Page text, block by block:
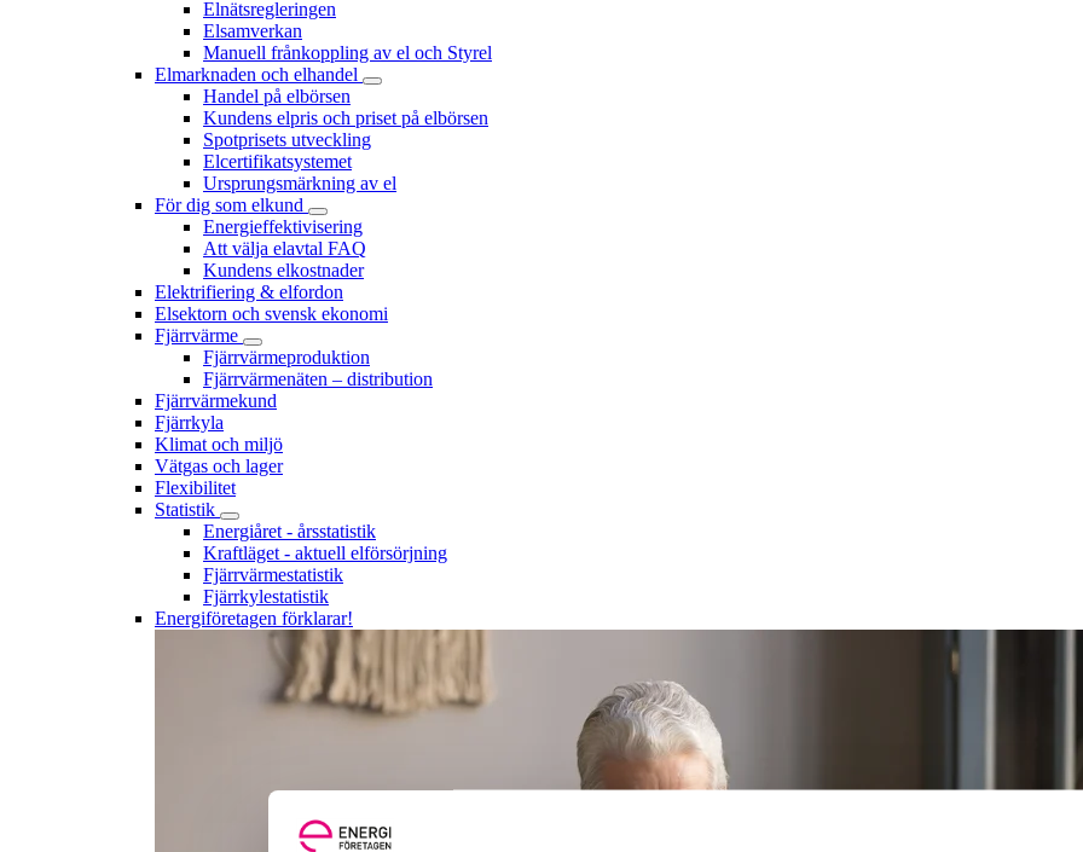
Elnätsregleringen
Elsamverkan
Manuell frånkoppling av el och Styrel
Elmarknaden och elhandel
Handel på elbörsen
Kundens elpris och priset på elbörsen
Spotprisets utveckling
Elcertifikatsystemet
Ursprungsmärkning av el
För dig som elkund
Energieffektivisering
Att välja elavtal FAQ
Kundens elkostnader
Elektrifiering & elfordon
Elsektorn och svensk ekonomi
Fjärrvärme
Fjärrvärmeproduktion
Fjärrvärmenäten – distribution
Fjärrvärmekund
Fjärrkyla
Klimat och miljö
Vätgas och lager
Flexibilitet
Statistik
Energiåret - årsstatistik
Kraftläget - aktuell elförsörjning
Fjärrvärmestatistik
Fjärrkylestatistik
Energiföretagen förklarar!